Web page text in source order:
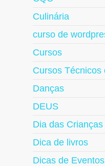
Culinária
curso de
Cursos
Cursos Técnicos
Danças
DEUS
Dia das Crianças
Dica de livros
Dicas de